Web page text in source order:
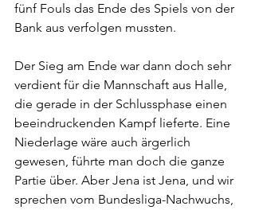
fünf Fouls das Ende des Spiels von der
Bank aus verfolgen mussten.
Der Sieg am Ende war dann doch sehr
verdient für die Mannschaft aus Halle,
die gerade in der Schlussphase einen
beeindruckenden Kampf lieferte. Eine
Niederlage wäre auch ärgerlich
gewesen, führte man doch die ganze
Partie über. Aber Jena ist Jena, und wir
sprechen vom Bundesliga-Nachwuchs,